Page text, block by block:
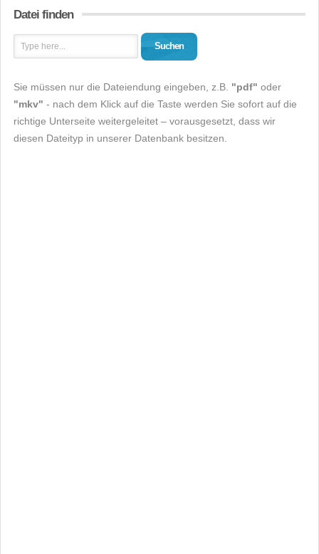
Datei finden
Suchen
Sie müssen nur die Dateiendung eingeben, z.B. "pdf" oder
"mkv" - nach dem Klick auf die Taste werden Sie sofort auf die
richtige Unterseite weitergeleitet – vorausgesetzt, dass wir
diesen Dateityp in unserer Datenbank besitzen.